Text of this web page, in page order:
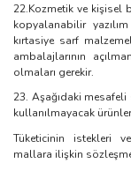
22.Kozmetik ve kişisel
kopyalanabilir
kırtasiye sarf
ambalajlarının
olmaları gerekir.
23. Aşağıdaki mesafeli
kullanılmayacak
Tüketicinin istekleri
mallara ilişkin